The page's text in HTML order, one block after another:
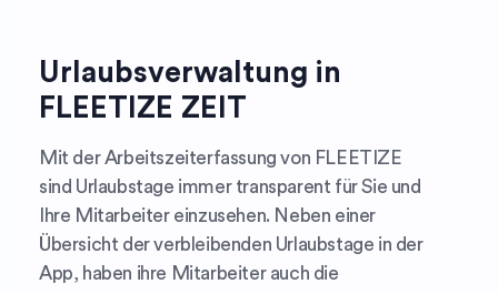
Urlaubsverwaltung in
FLEETIZE ZEIT
Mit der Arbeitszeiterfassung von FLEETIZE
sind Urlaubstage immer transparent für Sie und
Ihre Mitarbeiter einzusehen. Neben einer
Übersicht der verbleibenden Urlaubstage in der
App, haben ihre Mitarbeiter auch die